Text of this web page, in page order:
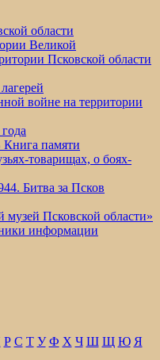
области
Великой
Псковской области
войне на территории
памяти
товарищах, о боях-
Битва за Псков
Псковской области»
информации
Р С Т У Ф Х Ч Ш Щ Ю Я